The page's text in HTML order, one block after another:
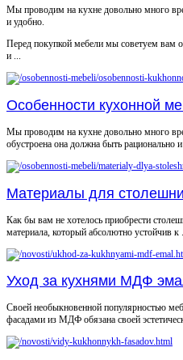
Мы проводим на кухне довольно много
и удобно.
Перед покупкой мебели мы советуем вам
и ...
Особенности кухонной
Мы проводим на кухне довольно много
обустроена она должна быть рационально и
Материалы для
Как бы вам не хотелось приобрести
материала, который абсолютно устойчив к ...
Уход за кухнями МДФ
Своей необыкновенной популярностью
фасадами из МДФ обязана своей